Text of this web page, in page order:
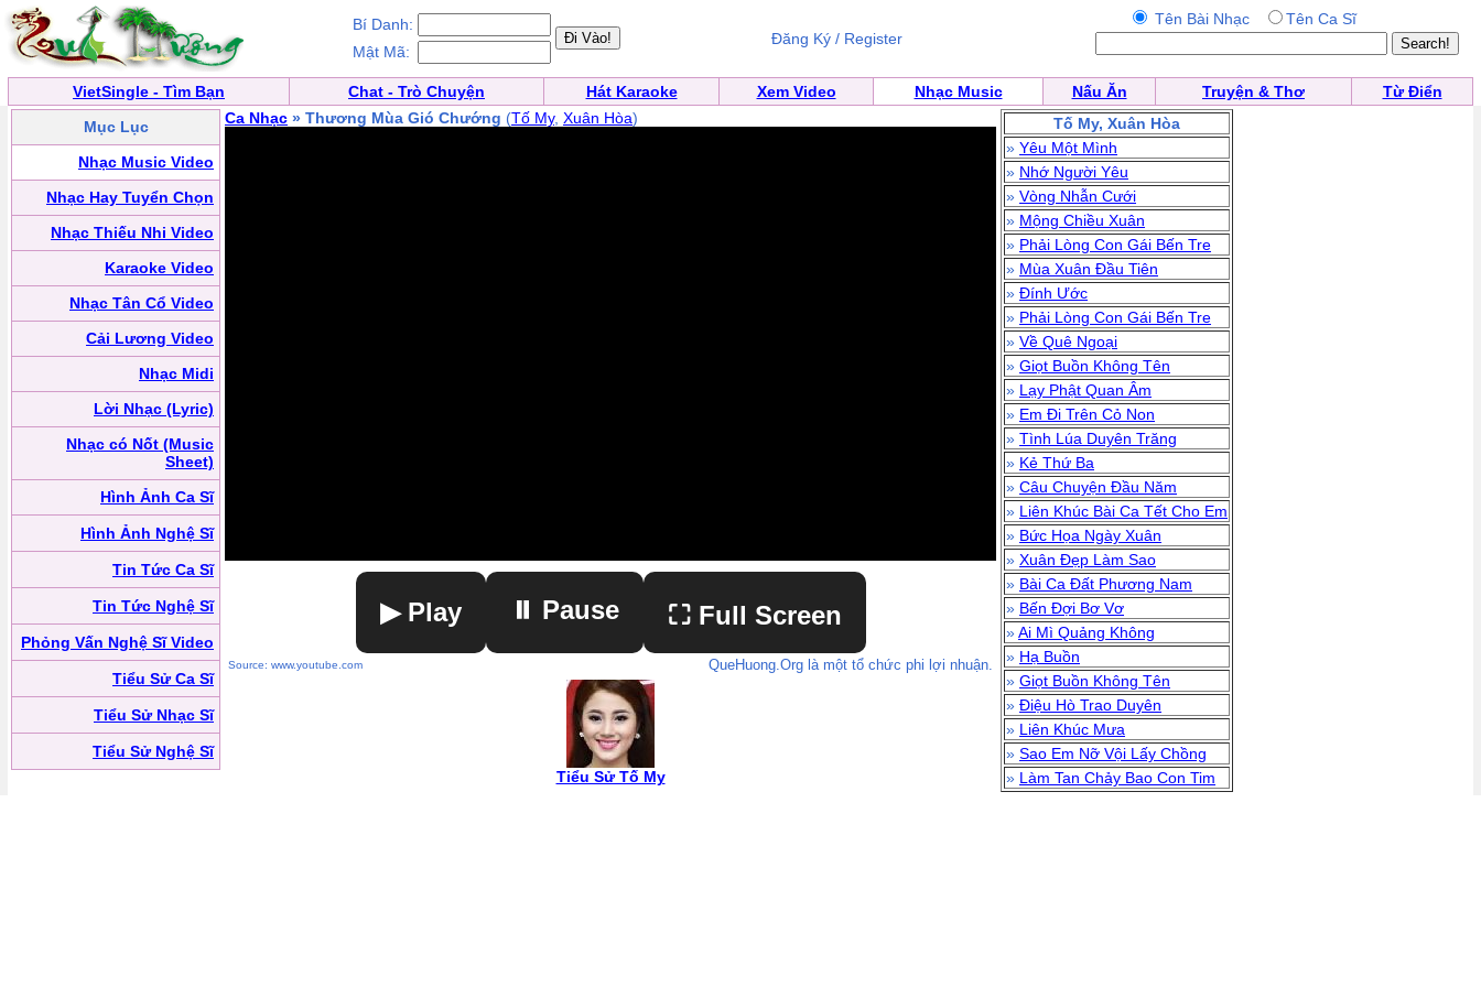
Bí Danh:
Mật Mã:
Đăng Ký / Register
Tên Bài Nhạc Tên Ca Sĩ
VietSingle - Tìm Bạn Chat - Trò Chuyện Hát Karaoke Xem Video Nhạc Music Nấu Ăn Truyện & Thơ
Từ Điển
Mục Lục
Nhạc Music Video
Nhạc Hay Tuyển Chọn
Nhạc Thiếu Nhi Video
Karaoke Video
Nhạc Tân Cổ Video
Cải Lương Video
Nhạc Midi
Lời Nhạc (Lyric)
Nhạc có Nốt (Music
Sheet)
Hình Ảnh Ca Sĩ
Hình Ảnh Nghệ Sĩ
Tin Tức Ca Sĩ
Tin Tức Nghệ Sĩ
Phỏng Vấn Nghệ Sĩ Video
Tiểu Sử Ca Sĩ
Tiểu Sử Nhạc Sĩ
Tiểu Sử Nghệ Sĩ
Ca Nhạc » Thương Mùa Gió Chướng (Tố My, Xuân Hòa)
▶ Play
▶ Play ⏸ Pause ⛶ Full Screen
Source: www.youtube.com QueHuong.Org là một tổ chức phi lợi nhuận.
Tiểu Sử Tố My
Tố My, Xuân Hòa
» Yêu Một Mình
» Nhớ Người Yêu
» Vòng Nhẫn Cưới
» Mộng Chiều Xuân
» Phải Lòng Con Gái Bến Tre
» Mùa Xuân Đầu Tiên
» Đính Ước
» Phải Lòng Con Gái Bến Tre
» Về Quê Ngoại
» Giọt Buồn Không Tên
» Lạy Phật Quan Âm
» Em Đi Trên Cỏ Non
» Tình Lúa Duyên Trăng
» Kẻ Thứ Ba
» Câu Chuyện Đầu Năm
» Liên Khúc Bài Ca Tết Cho Em
» Bức Họa Ngày Xuân
» Xuân Đẹp Làm Sao
» Bài Ca Đất Phương Nam
» Bến Đợi Bơ Vơ
»Ai Mì Quảng Không
» Hạ Buồn
» Giọt Buồn Không Tên
» Điệu Hò Trao Duyên
» Liên Khúc Mưa
» Sao Em Nỡ Vội Lấy Chồng
» Làm Tan Chảy Bao Con Tim